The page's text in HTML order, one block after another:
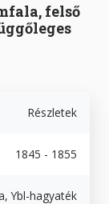
felső
Részletek
1845 - 1855
Ybl-hagyaték